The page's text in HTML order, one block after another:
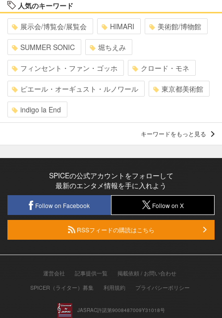
人気のキーワード
展示会/博覧会/展覧会 HIMARI 美術館/博物館
SUMMER SONIC 堀ちえみ
フィンセント・ファン・ゴッホ クロード・モネ
ピエール・オーギュスト・ルノワール 東京都美術館
indigo la End
キーワードをもっと見る
SPICEの公式アカウントをフォローして
最新のエンタメ情報を手に入れよう
Follow on Facebook Follow on X
RSSフィードの購読はこちら
運営会社 記事提供一覧
掲載依頼 / お問い合わせ
SPICER（ライター）募集
利用規約 プライバシーポリシー
JASRAC許諾第9008487009Y31018号